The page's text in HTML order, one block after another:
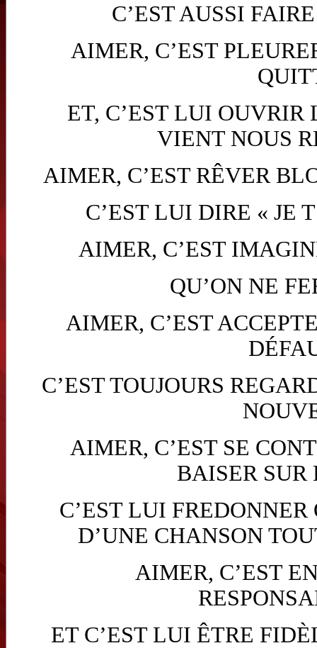
C’EST AUSSI
AIMER, C’EST
ET, C’EST LUI
VIENT NOUS
AIMER, C’EST RÊVER
C’EST LUI DIRE « JE
AIMER, C’EST
QU’ON NE
AIMER, C’EST
C’EST TOUJOURS
AIMER, C’EST SE
BAISER SUR
C’EST LUI
D’UNE CHANSON
AIMER, C’EST
ET C’EST LUI ÊTRE